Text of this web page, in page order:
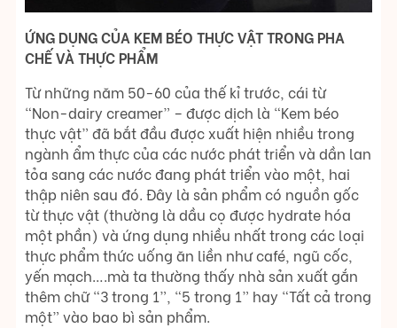
ỨNG DỤNG CỦA KEM BÉO THỰC VẬT TRONG PHA
CHẾ VÀ THỰC PHẨM
Từ những năm 50-60 của thế kỉ trước, cái từ
“Non-dairy creamer” – được dịch là “Kem béo
thực vật” đã bắt đầu được xuất hiện nhiều trong
ngành ẩm thực của các nước phát triển và dần lan
tỏa sang các nước đang phát triển vào một, hai
thập niên sau đó. Đây là sản phẩm có nguồn gốc
từ thực vật (thường là dầu cọ được hydrate hóa
một phần) và ứng dụng nhiều nhất trong các loại
thực phẩm thức uống ăn liền như café, ngũ cốc,
yến mạch….mà ta thường thấy nhà sản xuất gắn
thêm chữ “3 trong 1”, “5 trong 1” hay “Tất cả trong
một” vào bao bì sản phẩm.